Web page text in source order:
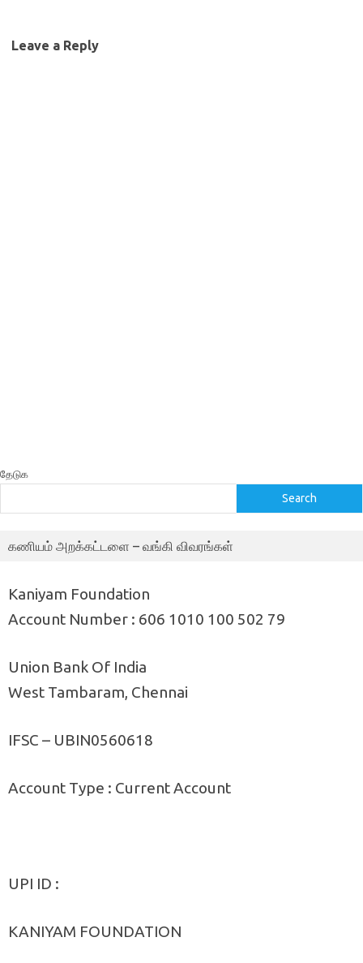
Leave a Reply
தேடுக
Search
கணியம் அறக்கட்டளை – வங்கி விவரங்கள்
Kaniyam Foundation
Account Number : 606 1010 100 502 79
Union Bank Of India
West Tambaram, Chennai
IFSC – UBIN0560618
Account Type : Current Account
UPI ID :
KANIYAM FOUNDATION